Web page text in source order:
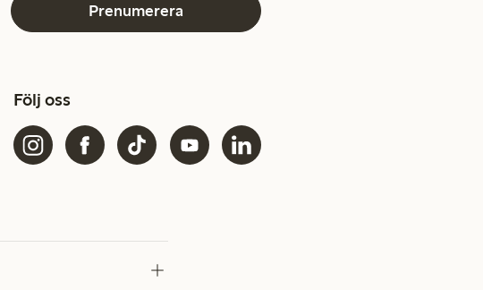
Prenumerera
Följ oss